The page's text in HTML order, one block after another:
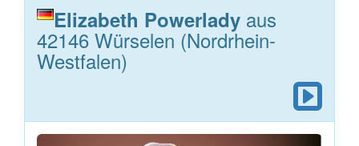
Elizabeth Powerlady aus
42146 Würselen (Nordrhein-
Westfalen)